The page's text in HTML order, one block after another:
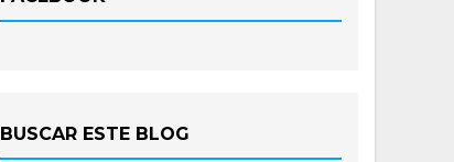
BUSCAR ESTE BLOG